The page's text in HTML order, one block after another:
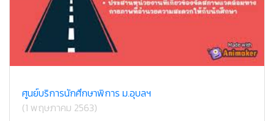
ศูนย์บริการนักศึกษาพิการ ม.อุบลฯ
(1 พฤษภาคม 2563)